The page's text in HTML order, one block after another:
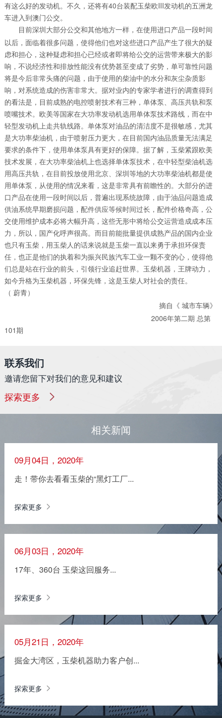
有这么好的发动机。不久，还将有40台装配玉柴欧III发动机的五洲龙
车进入到澳门公交。
目前深圳大部分公交和其他地方一样，在使用进口产品一段时间
以后，面临着很多问题，使得他们也对这些进口产品产生了很大的疑
虑和担心，这种疑虑和担心已经或者即将给公交的运营带来极大的影
响，不说经济性和排放性能没有优势甚至变成了劣势，单可靠性问题
将是今后非常头痛的问题，由于使用的柴油中的水分和灰尘杂质影
响，对系统造成的伤害非常大。据对业内的专家学者进行的调查得到
的看法是，目前成熟的电控喷射技术有三种，单体泵、高压共轨和泵
喷嘴技术。欧美等国家在大功率发动机选用单体泵技术路线，而在中
轻型发动机上走共轨线路。单体泵对油品的清洁度不是很敏感，尤其
是大功率柴油机，由于喷射压力更大，在目前国内油品质量无法满足
要求的条件下，使用单体泵具有更好的保障。据了解，玉柴紧跟欧美
技术发展，在大功率柴油机上也选择单体泵技术，在中轻型柴油机选
用高压共轨，在目前投放使用北京、深圳等地的大功率柴油机都是使
用单体泵，从使用的情况来看，这是非常具有前瞻性的。大部分的进
口产品在使用一段时间以后，普遍出现系统故障，由于油品问题造成
供油系统早期磨损问题，配件供应等候时间过长，配件价格奇高，公
交使用维护成本必将大幅升高，这些无形中将给公交运营造成成本压
力，所以，国产化呼声很高。而目前能批量提供成熟产品的国内企业
也只有玉柴，用玉柴人的话来说就是玉柴一直以来勇于承担环保责
任，也正是他们的执着和为振兴民族汽车工业一颗不变的心，使得他
们总是站在行业的前头，引领行业追赶世界。玉柴机器，王牌动力，
如今升格为玉柴机器，环保先锋，这是玉柴人对社会的责任。
（ 蔚青）
摘自《 城市车辆》
2006年第二期 总第
101期
联系我们
邀请您留下对我们的意见和建议
探索更多
相关新闻
09月04日，2020年
走！带你去看看玉柴的“黑灯工厂...
探索更多
06月03日，2020年
17年、360台 玉柴这回服务...
探索更多
05月21日，2020年
掘金大湾区，玉柴机器助力客户创...
探索更多